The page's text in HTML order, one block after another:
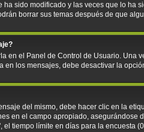
sido modificado y las veces que lo
borrar sus temas después de que
en el Panel de Control de Usuario. Una
en los mensajes, debe desactivar la
del mismo, debe hacer clic en la
en el campo apropiado,
tiempo límite en días para la encuesta